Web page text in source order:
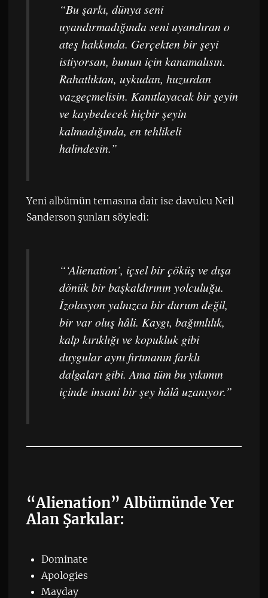
“Bu şarkı, dünya seni
uyandırmadığında seni uyandıran o
ateş hakkında. Gerçekten bir şeyi
istiyorsan, bunun için kanamalısın.
Rahatlıktan, uykudan, huzurdan
vazgeçmelisin. Kanıtlayacak bir şeyin
ve kaybedecek hiçbir şeyin
kalmadığında, en tehlikeli
halindesin.”
Yeni albümün temasına dair ise davulcu Neil
Sanderson şunları söyledi:
“‘Alienation’, içsel bir çöküş ve dışa
dönük bir başkaldırının yolculuğu.
İzolasyon yalnızca bir durum değil,
bir var oluş hâli. Kaygı, bağımlılık,
kalp kırıklığı ve kopukluk gibi
duygular aynı fırtınanın farklı
dalgaları gibi. Ama tüm bu yıkımın
içinde insani bir şey hâlâ uzanıyor.”
“Alienation” Albümünde Yer
Alan Şarkılar:
Dominate
Apologies
Mayday